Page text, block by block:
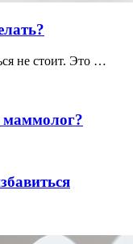
не стоит. Это …
маммолог?